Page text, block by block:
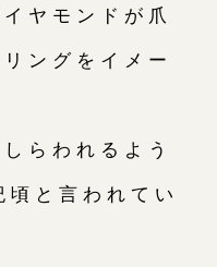
ヤモンドが爪
ングをイメー
らわれるよう
と言われてい